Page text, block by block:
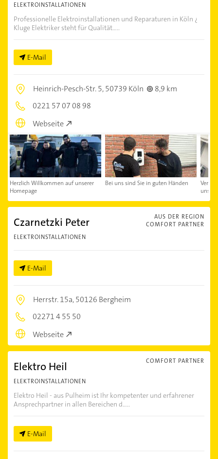
ELEKTROINSTALLATIONEN
Professionelle Elektroinstallationen und Reparaturen in Köln ¿
Kluge Elektriker steht für Qualität.....
E-Mail
Heinrich-Pesch-Str. 5,50739 Köln
8,9 km
0221 57 07 08 98
Webseite
Herzlich Willkommen auf unserer
Homepage
Bei uns sind Sie in guten Händen
uns
AUS DER REGION
COMFORT PARTNER
Czarnetzki Peter
ELEKTROINSTALLATIONEN
E-Mail
Herrstr. 15a,50126 Bergheim
02271 4 55 50
Webseite
COMFORT PARTNER
Elektro Heil
ELEKTROINSTALLATIONEN
Elektro Heil - aus Pulheim ist Ihr kompetenter und erfahrener
Ansprechpartner in allen Bereichen d.....
E-Mail